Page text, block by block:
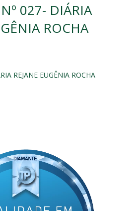
027- DIÁRIA
ROCHA
REJANE EUGÊNIA ROCHA